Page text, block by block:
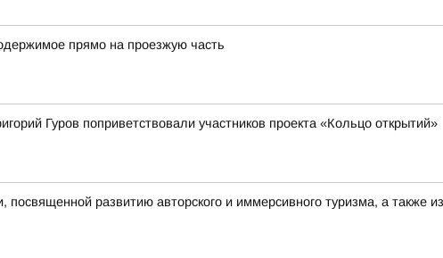
прямо на проезжую часть
Гуров поприветствовали участников проекта «Кольцо открытий»
посвященной развитию авторского и иммерсивного туризма, а также